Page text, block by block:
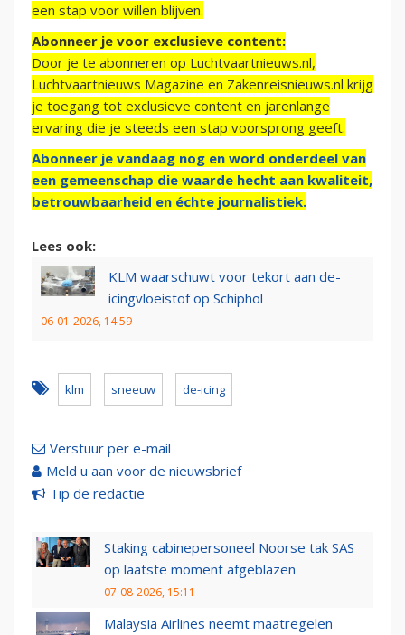
een stap voor willen blijven.
Abonneer je voor exclusieve content:
Door je te abonneren op Luchtvaartnieuws.nl,
Luchtvaartnieuws Magazine en Zakenreisnieuws.nl krijg
je toegang tot exclusieve content en jarenlange
ervaring die je steeds een stap voorsprong geeft.
Abonneer je vandaag nog en word onderdeel van
een gemeenschap die waarde hecht aan kwaliteit,
betrouwbaarheid en échte journalistiek.
Lees ook:
KLM waarschuwt voor tekort aan de-
icingvloeistof op Schiphol
06-01-2026, 14:59
klm sneeuw de-icing
Verstuur per e-mail
Meld u aan voor de nieuwsbrief
Tip de redactie
Staking cabinepersoneel Noorse tak SAS
op laatste moment afgeblazen
07-08-2026, 15:11
Malaysia Airlines neemt maatregelen